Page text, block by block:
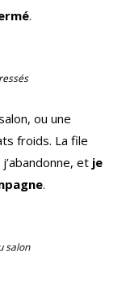
.
ou une
froids. La file
et je
.
salon